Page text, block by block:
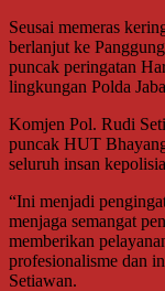
Seusai memeras
berlanjut ke
puncak peringatan
lingkungan Polda
Komjen Pol. Rudi
puncak HUT
seluruh insan
“Ini menjadi
menjaga semangat
memberikan
profesionalisme dan
Setiawan.